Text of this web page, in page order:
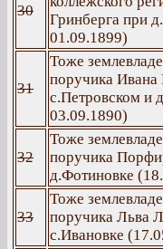
30
Гринберга при
01.09.1899)
31
Тоже
поручика Ивана
с.Петровском и
03.09.1890)
32
Тоже
поручика
д.Фотиновке
33
Тоже
поручика Льва
с.Ивановке